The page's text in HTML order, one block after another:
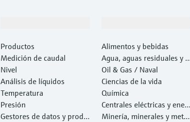
Productos
Medición de caudal
Nivel
Análisis de líquidos
Temperatura
Presión
Gestores de datos y produ
Alimentos y bebidas
Agua, aguas residuales y r
esiduos
Oil & Gas / Naval
Ciencias de la vida
Química
Centrales eléctricas y ener
gía
Minería, minerales y metal